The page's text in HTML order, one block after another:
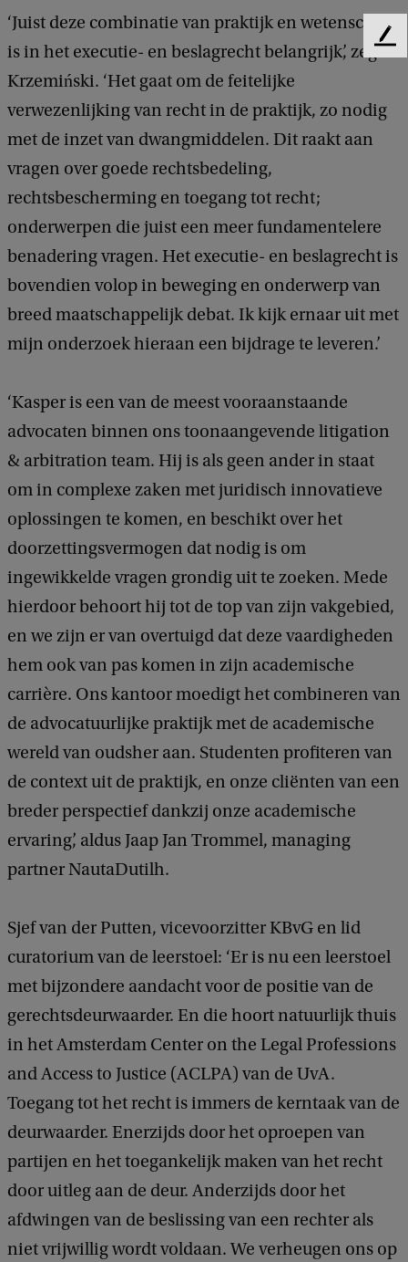
‘Juist deze combinatie van praktijk en wetenschap
is in het executie- en beslagrecht belangrijk’, zegt
Krzemiński. ‘Het gaat om de feitelijke
verwezenlijking van recht in de praktijk, zo nodig
met de inzet van dwangmiddelen. Dit raakt aan
vragen over goede rechtsbedeling,
rechtsbescherming en toegang tot recht;
onderwerpen die juist een meer fundamentelere
benadering vragen. Het executie- en beslagrecht is
bovendien volop in beweging en onderwerp van
breed maatschappelijk debat. Ik kijk ernaar uit met
mijn onderzoek hieraan een bijdrage te leveren.’
‘Kasper is een van de meest vooraanstaande
advocaten binnen ons toonaangevende litigation
& arbitration team. Hij is als geen ander in staat
om in complexe zaken met juridisch innovatieve
oplossingen te komen, en beschikt over het
doorzettingsvermogen dat nodig is om
ingewikkelde vragen grondig uit te zoeken. Mede
hierdoor behoort hij tot de top van zijn vakgebied,
en we zijn er van overtuigd dat deze vaardigheden
hem ook van pas komen in zijn academische
carrière. Ons kantoor moedigt het combineren van
de advocatuurlijke praktijk met de academische
wereld van oudsher aan. Studenten profiteren van
de context uit de praktijk, en onze cliënten van een
breder perspectief dankzij onze academische
ervaring’, aldus Jaap Jan Trommel, managing
partner NautaDutilh.
Sjef van der Putten, vicevoorzitter KBvG en lid
curatorium van de leerstoel: ‘Er is nu een leerstoel
met bijzondere aandacht voor de positie van de
gerechtsdeurwaarder. En die hoort natuurlijk thuis
in het Amsterdam Center on the Legal Professions
and Access to Justice (ACLPA) van de UvA.
Toegang tot het recht is immers de kerntaak van de
deurwaarder. Enerzijds door het oproepen van
partijen en het toegankelijk maken van het recht
door uitleg aan de deur. Anderzijds door het
afdwingen van de beslissing van een rechter als
niet vrijwillig wordt voldaan. We verheugen ons op
F
d
b